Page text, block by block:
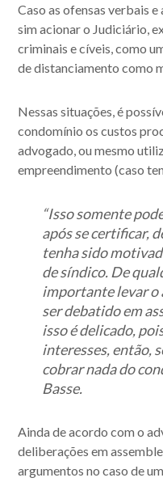
Caso as ofensas verbais
simacionar o Judiciário,
criminais e cíveis, como
dedistanciamentocomo
Nessas situações, é
condomínio os custos
advogado, ou mesmo
empreendimento (caso
“Isso somente
após se certificar,
tenha sido
de síndico. De
importante levar o
serdebatido em
isso é delicado,
interesses, então,
cobrar nada do
Basse.
Ainda de acordo com o
deliberações em
argumentos no caso de